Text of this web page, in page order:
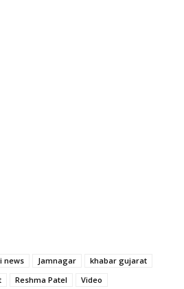
news Jamnagar
khabar gujarat
Reshma Patel Video